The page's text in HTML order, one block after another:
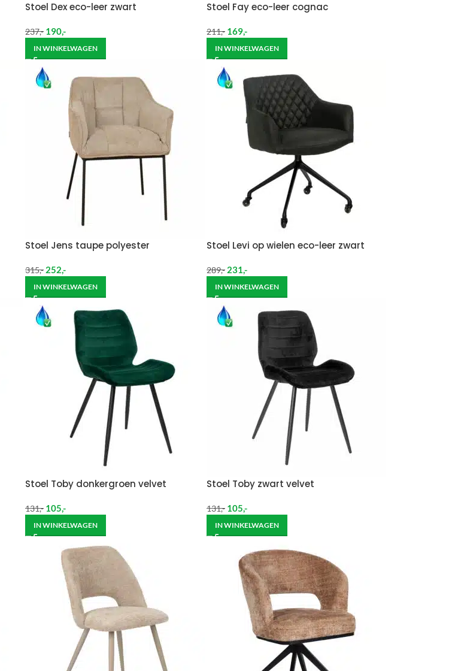
Stoel Dex eco-leer zwart
237,- 190,-
IN WINKELWAGEN
Stoel Fay eco-leer cognac
211,- 169,-
IN WINKELWAGEN
Stoel Jens taupe polyester
315,- 252,-
IN WINKELWAGEN
Stoel Levi op wielen eco-leer zwart
289,- 231,-
IN WINKELWAGEN
Stoel Toby donkergroen velvet
131,- 105,-
IN WINKELWAGEN
Stoel Toby zwart velvet
131,- 105,-
IN WINKELWAGEN